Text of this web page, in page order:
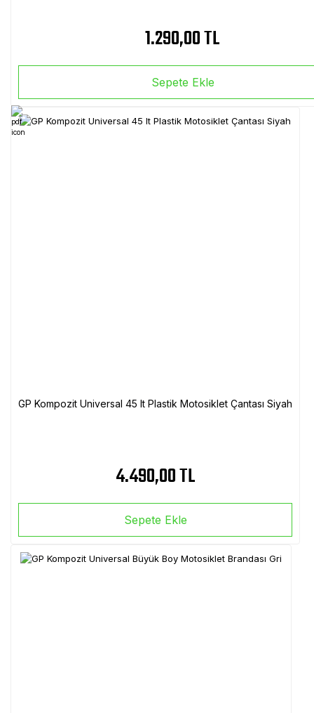
1.290,00 TL
Sepete Ekle
GP Kompozit Universal 45 lt Plastik Motosiklet Çantası Siyah
4.490,00 TL
Sepete Ekle